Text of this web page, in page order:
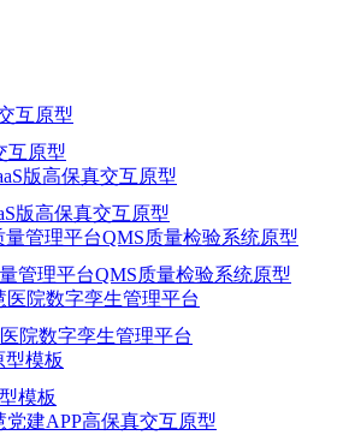
互原型
版高保真交互原型
管理平台QMS质量检验系统原型
院数字孪生管理平台
模板